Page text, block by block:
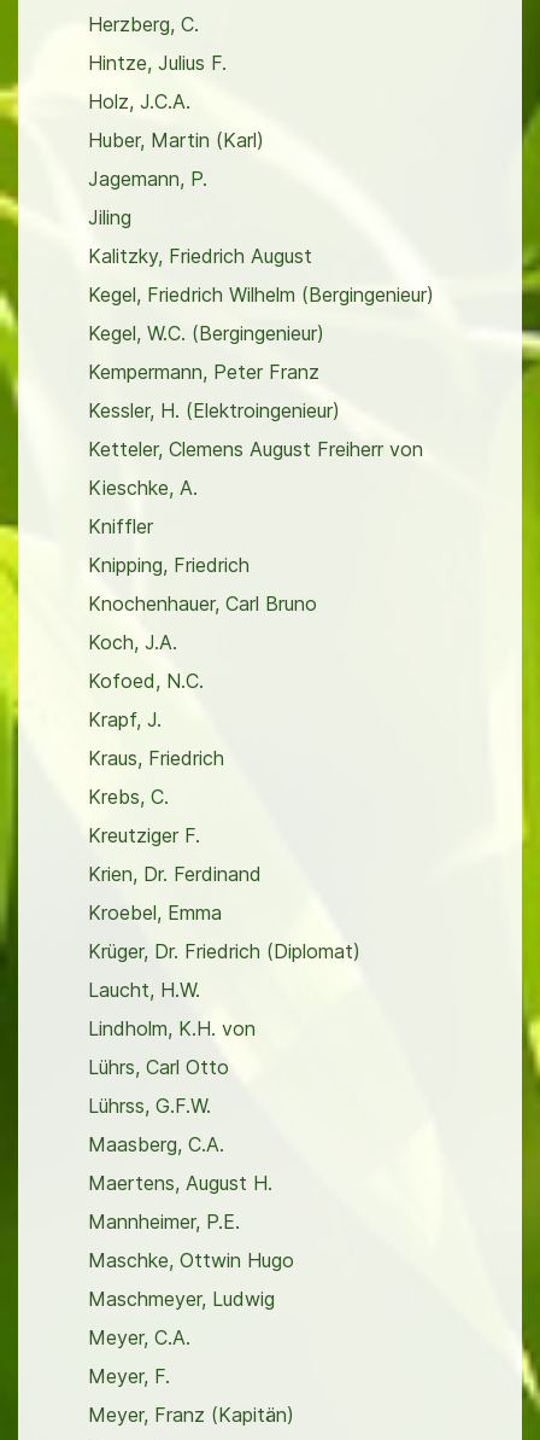
Herzberg, C.
Hintze, Julius F.
Holz, J.C.A.
Huber, Martin (Karl)
Jagemann, P.
Jiling
Kalitzky, Friedrich August
Kegel, Friedrich Wilhelm (Bergingenieur)
Kegel, W.C. (Bergingenieur)
Kempermann, Peter Franz
Kessler, H. (Elektroingenieur)
Ketteler, Clemens August Freiherr von
Kieschke, A.
Kniffler
Knipping, Friedrich
Knochenhauer, Carl Bruno
Koch, J.A.
Kofoed, N.C.
Krapf, J.
Kraus, Friedrich
Krebs, C.
Kreutziger F.
Krien, Dr. Ferdinand
Kroebel, Emma
Krüger, Dr. Friedrich (Diplomat)
Laucht, H.W.
Lindholm, K.H. von
Lührs, Carl Otto
Lührss, G.F.W.
Maasberg, C.A.
Maertens, August H.
Mannheimer, P.E.
Maschke, Ottwin Hugo
Maschmeyer, Ludwig
Meyer, C.A.
Meyer, F.
Meyer, Franz (Kapitän)